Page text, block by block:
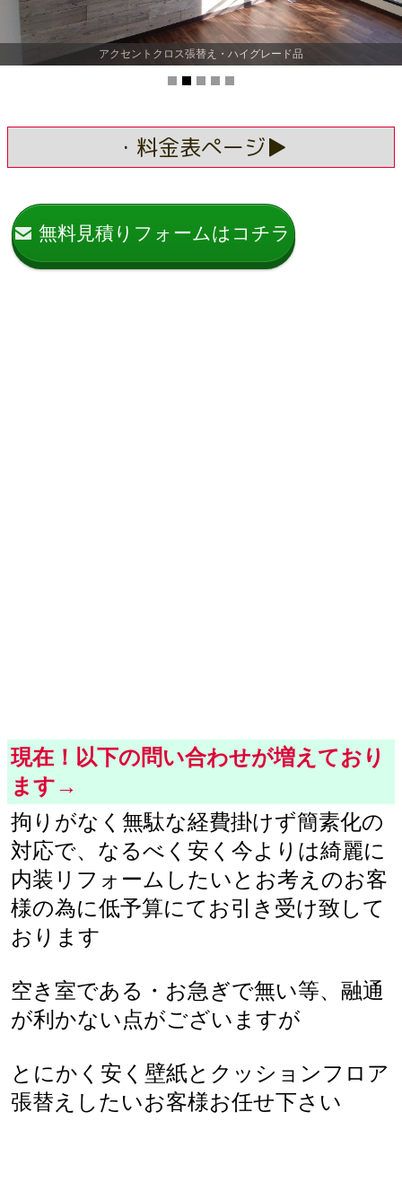
アクセントクロス張替え・ハイグレード品
・料金表ぺージ▶
無料見積りフォームはコチラ
現在！以下の問い合わせが増えており
ます→
拘りがなく無駄な経費掛けず簡素化の
対応で、なるべく安く今よりは綺麗に
内装リフォームしたいとお考えのお客
様の為に低予算にてお引き受け致して
おります
空き室である・お急ぎで無い等、融通
が利かない点がございますが
とにかく安く壁紙とクッションフロア
張替えしたいお客様お任せ下さい